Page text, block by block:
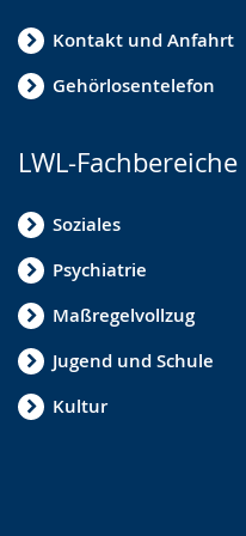
Kontakt und Anfahrt
Gehörlosentelefon
LWL-Fachbereiche
Soziales
Psychiatrie
Maßregelvollzug
Jugend und Schule
Kultur